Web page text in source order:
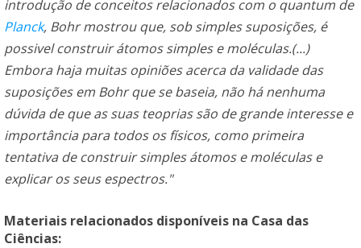
introdução de conceitos relacionados com o quantum de
Planck, Bohr mostrou que, sob simples suposições, é
possivel construir átomos simples e moléculas.(...)
Embora haja muitas opiniões acerca da validade das
suposições em Bohr que se baseia, não há nenhuma
dúvida de que as suas teoprias são de grande interesse e
importância para todos os físicos, como primeira
tentativa de construir simples átomos e moléculas e
explicar os seus espectros."
Materiais relacionados disponíveis na Casa das
Ciências: